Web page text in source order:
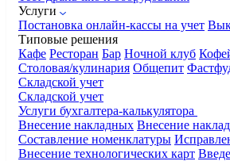
Услуги
Постановка онлайн-кассы на учет
Типовые решения
Кафе Ресторан Бар Ночной клуб
Столовая/кулинария Общепит
Складской учет
Складской учет
Услуги бухгалтера-калькулятора
Внесение накладных Внесение
Составление номенклатуры
Внесение технологических карт